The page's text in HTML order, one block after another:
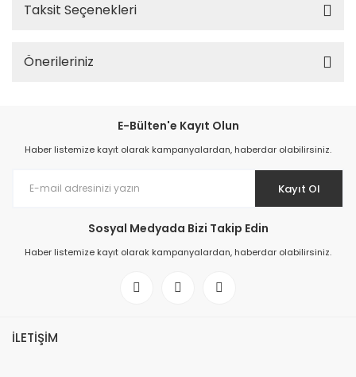
Taksit Seçenekleri
Önerileriniz
E-Bülten'e Kayıt Olun
Haber listemize kayıt olarak kampanyalardan, haberdar olabilirsiniz.
Kayıt Ol
Sosyal Medyada Bizi Takip Edin
Haber listemize kayıt olarak kampanyalardan, haberdar olabilirsiniz.
İLETİŞİM